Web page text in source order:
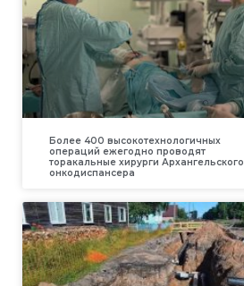
Более 400 высокотехнологичных
операций ежегодно проводят
торакальные хирурги Архангельского
онкодиспансера